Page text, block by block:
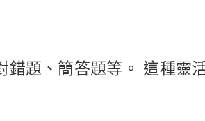
題、簡答題等。 這種靈